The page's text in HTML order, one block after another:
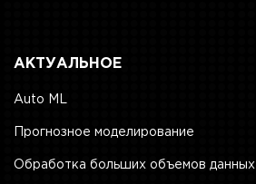
АКТУАЛЬНОЕ
Auto ML
Прогнозное моделирование
Обработка больших объемов данных